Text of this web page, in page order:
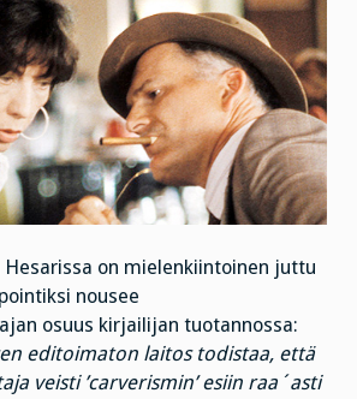
on mielenkiintoinen juttu
nousee
osuus kirjailijan tuotannossa:
editoimaton laitos todistaa, että
veisti ’carverismin’ esiin raa´asti